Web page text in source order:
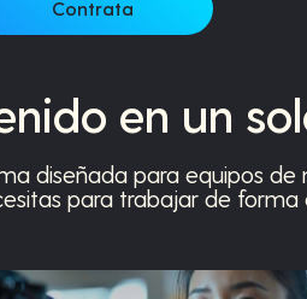
Contrata
en un
diseñada para equipos de
para trabajar de forma